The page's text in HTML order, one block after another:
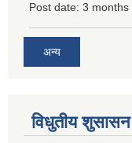
Post date: 3 months
अन्य
विधुतीय